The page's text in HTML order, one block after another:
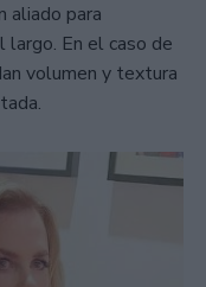
aliado para
largo. En el caso de
volumen y textura